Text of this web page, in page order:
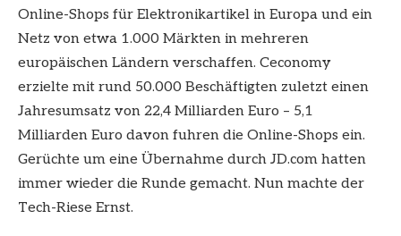
Online-Shops für Elektronikartikel in Europa und ein
Netz von etwa 1.000 Märkten in mehreren
europäischen Ländern verschaffen. Ceconomy
erzielte mit rund 50.000 Beschäftigten zuletzt einen
Jahresumsatz von 22,4 Milliarden Euro – 5,1
Milliarden Euro davon fuhren die Online-Shops ein.
Gerüchte um eine Übernahme durch JD.com hatten
immer wieder die Runde gemacht. Nun machte der
Tech-Riese Ernst.